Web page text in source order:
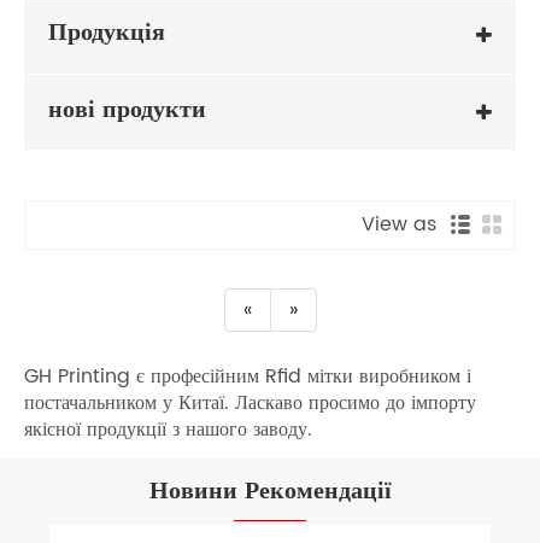
Продукція
нові продукти
View as
« »
GH Printing є професійним Rfid мітки виробником і
постачальником у Китаї. Ласкаво просимо до імпорту
якісної продукції з нашого заводу.
Новини Рекомендації